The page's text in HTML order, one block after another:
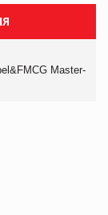
Master-